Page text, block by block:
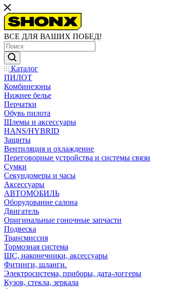
ВСЕ ДЛЯ ВАШИХ ПОБЕД!
Каталог
ПИЛОТ
Комбинезоны
Нижнее белье
Перчатки
Обувь пилота
Шлемы и аксессуары
HANS/HYBRID
Защиты
Вентиляция и охлаждение
Переговорные устройства и системы связи
Сумки
Секундомеры и часы
Аксессуары
АВТОМОБИЛЬ
Оборудование салона
Двигатель
Оригинальные гоночные запчасти
Подвеска
Трансмиссия
Тормозная система
ШС, наконечники, аксессуары
Фитинги, шланги.
Электросистема, приборы, дата-логгеры
Кузов, стекла, зеркала